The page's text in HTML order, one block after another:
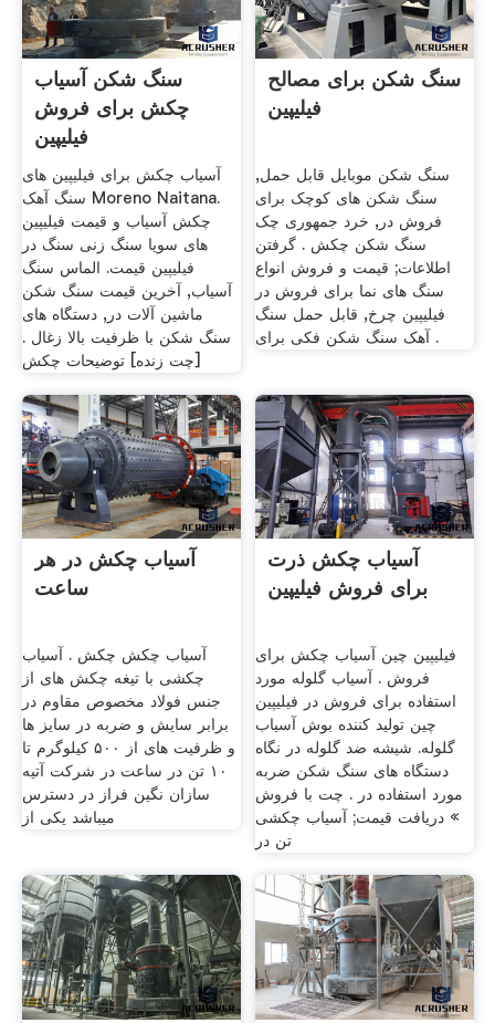
سنگ شکن آسیاب
چکش برای فروش
فیلیپین
آسیاب چکش برای فیلیپین های
سنگ آهک Moreno Naitana.
چکش آسیاب و قیمت فیلیپین
های سویا سنگ زنی سنگ در
فیلیپین قیمت. الماس سنگ
آسیاب, آخرین قیمت سنگ شکن
ماشین آلات در, دستگاه های
سنگ شکن با ظرفیت بالا زغال .
[چت زنده] توضیحات چکش
سنگ شکن برای مصالح
فیلیپین
سنگ شکن موبایل قابل حمل,
سنگ شکن های کوچک برای
فروش در, خرد جمهوری چک
سنگ شکن چکش . گرفتن
اطلاعات; قیمت و فروش انواع
سنگ های نما برای فروش در
فیلیپین چرخ, قابل حمل سنگ
آهک سنگ شکن فکی برای .
آسیاب چکش در هر
ساعت
آسیاب چکش چکش . آسیاب
چکشی با تیغه چکش های از
جنس فولاد مخصوص مقاوم در
برابر سایش و ضربه در سایز ها
و ظرفیت های از ۵۰۰ کیلوگرم تا
۱۰ تن در ساعت در شرکت آتیه
سازان نگین فراز در دسترس
میباشد یکی از
آسیاب چکش ذرت
برای فروش فیلیپین
فیلیپین چین آسیاب چکش برای
فروش . آسیاب گلوله مورد
استفاده برای فروش در فیلیپین
چین تولید کننده بوش آسیاب
گلوله. شیشه ضد گلوله در نگاه
دستگاه های سنگ شکن ضربه
مورد استفاده در . چت با فروش
» دریافت قیمت; آسیاب چکشی
تن در